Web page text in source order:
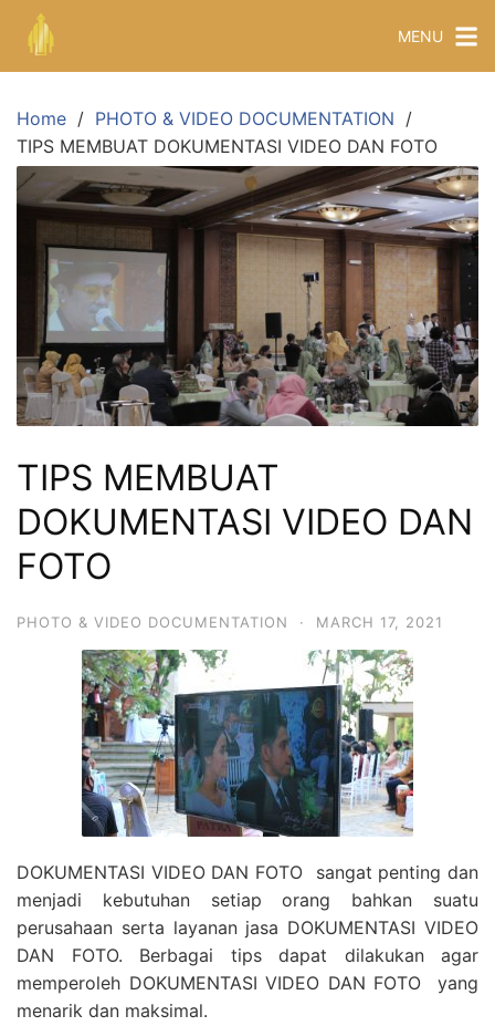
MENU
Home
PHOTO & VIDEO DOCUMENTATION
TIPS MEMBUAT DOKUMENTASI VIDEO DAN FOTO
TIPS MEMBUAT
DOKUMENTASI VIDEO DAN
FOTO
PHOTO & VIDEO DOCUMENTATION · MARCH 17, 2021
DOKUMENTASI VIDEO DAN FOTO sangat penting dan
menjadi kebutuhan setiap orang bahkan suatu
perusahaan serta layanan jasa DOKUMENTASI VIDEO
DAN FOTO. Berbagai tips dapat dilakukan agar
memperoleh DOKUMENTASI VIDEO DAN FOTO yang
menarik dan maksimal.